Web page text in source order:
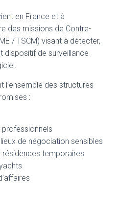
en France et à
des missions de Contre-
/ TSCM) visant à détecter,
dispositif de surveillance
l’ensemble des structures
:
de négociation sensibles
résidences temporaires